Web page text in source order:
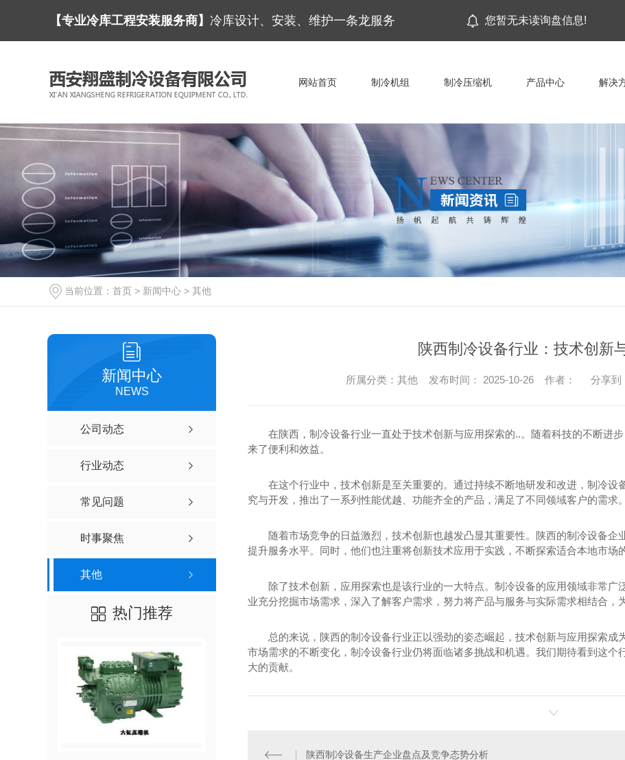
【专业冷库工程安装服务商】 冷库设计、安装、维护一条龙服务 您暂无未读询盘信息!
网站首页 制冷机组 制冷压缩机 产品中心 解决
当前位置： 首页 > 新闻中心 > 其他
新闻中心
NEWS
公司动态
行业动态
常见问题
时事聚焦
其他
热门推荐
陕西制冷设备行业：技术创新
所属分类：其他 发布时间： 2025-10-26 作者： 分享到
在陕西，制冷设备行业一直处于技术创新与应用探索的..。随着科技的不断进
来了便利和效益。
在这个行业中，技术创新是至关重要的。通过持续不断地研发和改进，制冷
究与开发，推出了一系列性能优越、功能齐全的产品，满足了不同领域客户的需求。
随着市场竞争的日益激烈，技术创新也越发凸显其重要性。陕西的制冷设备企
提升服务水平。同时，他们也注重将创新技术应用于实践，不断探索适合本地市场
除了技术创新，应用探索也是该行业的一大特点。制冷设备的应用领域非常
业充分挖掘市场需求，深入了解客户需求，努力将产品与服务与实际需求相结合，
总的来说，陕西的制冷设备行业正以强劲的姿态崛起，技术创新与应用探索
市场需求的不断变化，制冷设备行业仍将面临诸多挑战和机遇。我们期待看到这
大的贡献。
陕西制冷设备生产企业盘点及竞争态势分析